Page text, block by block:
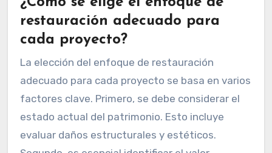
restauración adecuado para
cada proyecto?
La elección del enfoque de restauración
adecuado para cada proyecto se basa en varios
factores clave. Primero, se debe considerar el
estado actual del patrimonio. Esto incluye
evaluar daños estructurales y estéticos.